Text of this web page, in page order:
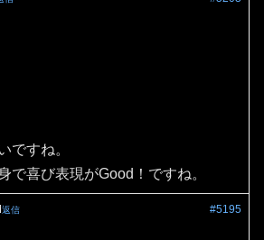
ですね。
で喜び表現がGood！ですね。
#5195
返信